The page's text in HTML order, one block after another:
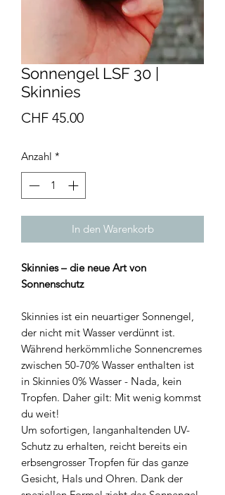
Sonnengel LSF 30 |
Skinnies
CHF 45.00Preis
Anzahl *
In den Warenkorb
Skinnies – die neue Art von
Sonnenschutz
Skinnies ist ein neuartiger Sonnengel,
der nicht mit Wasser verdünnt ist.
Während herkömmliche Sonnencremes
zwischen 50-70% Wasser enthalten ist
in Skinnies 0% Wasser - Nada, kein
Tropfen. Daher gilt: Mit wenig kommst
du weit!
Um sofortigen, langanhaltenden UV-
Schutz zu erhalten, reicht bereits ein
erbsengrosser Tropfen für das ganze
Gesicht, Hals und Ohren. Dank der